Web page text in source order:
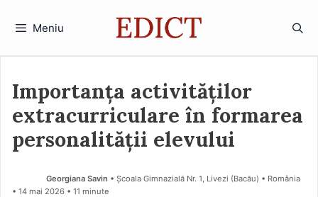
Meniu
Importanța activităților
extracurriculare în formarea
personalității elevului
Georgiana Savin • Școala Gimnazială Nr. 1, Livezi (Bacău) • România
14 mai 2026 • 11 minute